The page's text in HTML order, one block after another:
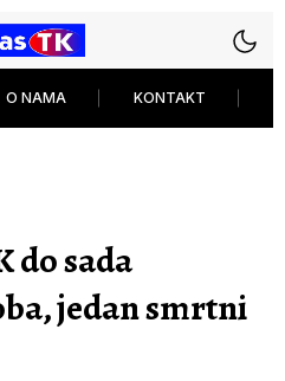
O NAMA KONTAKT
do sada
jedan smrtni